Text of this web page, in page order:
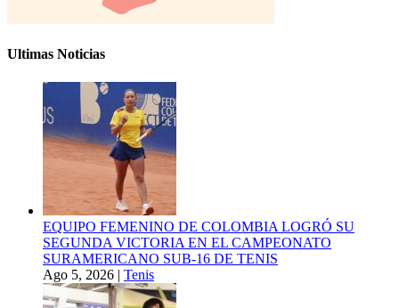
Ultimas Noticias
EQUIPO FEMENINO DE COLOMBIA LOGRÓ SU
SEGUNDA VICTORIA EN EL CAMPEONATO
SURAMERICANO SUB-16 DE TENIS
Ago 5, 2026 | Tenis